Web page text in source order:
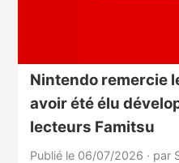
Nintendo remercie
avoir été élu
lecteurs Famitsu
Publié le 06/07/2026 · par